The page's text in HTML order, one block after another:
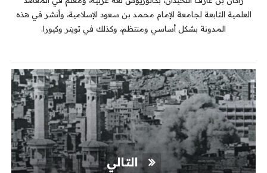
العلمية التابعة لجامعة الإمام محمد بن سعود الإسلامية، وأنشر في هذه
المدونة بشكل أساسي ومنتظم، وكذلك في تويتر وكيورا.
التالي